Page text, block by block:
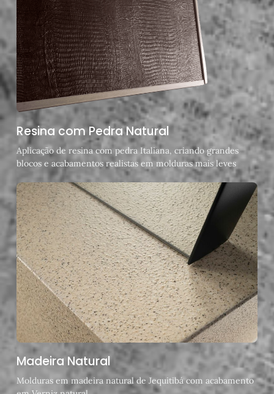
Resina com Pedra Natural
Aplicação de resina com pedra Italiana, criando grandes
blocos e acabamentos realistas em molduras mais leves
Madeira Natural
Molduras em madeira natural de Jequitibá com acabamento